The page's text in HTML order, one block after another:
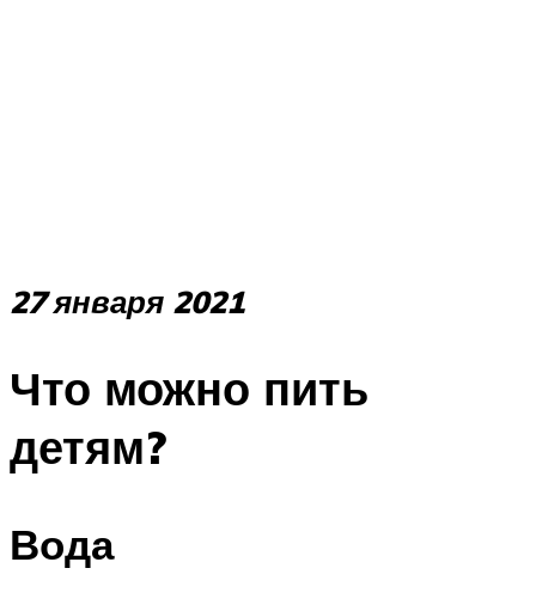
27 января 2021
Что можно пить
детям?
Вода